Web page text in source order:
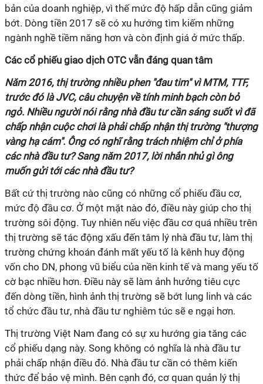
bản của doanh nghiệp, vì thế mức độ hấp dẫn cũng giảm
bớt. Dòng tiền 2017 sẽ có xu hướng tìm kiếm những
ngành nghề tiềm năng hơn và còn định giá ở mức thấp.
Các cổ phiếu giao dịch OTC vẫn đáng quan tâm
Năm 2016, thị trường nhiều phen "đau tim" vì MTM, TTF,
trước đó là JVC, câu chuyện về tính minh bạch còn bỏ
ngỏ. Nhiều người nói rằng nhà đầu tư cần sáng suốt vì đã
chấp nhận cuộc chơi là phải chấp nhận thị trường "thượng
vàng hạ cám". Ông có nghĩ rằng trách nhiệm chỉ ở phía
các nhà đầu tư? Sang năm 2017, lời nhắn nhủ gì ông
muốn gửi tới các nhà đầu tư?
Bất cứ thị trường nào cũng có những cổ phiếu đầu cơ,
mức độ đầu cơ. Ở một mặt nào đó, điều này giúp cho thị
trường sôi động. Tuy nhiên nếu việc đầu cơ quá nhiều trên
thị trường sẽ tác động xấu đến tâm lý nhà đầu tư, làm thị
trường chứng khoán đánh mất yếu tố là kênh huy động
vốn cho DN, phong vũ biểu của nền kinh tế và mang yếu tố
cờ bạc nhiều hơn. Điều này sẽ làm ảnh hưởng tiêu cực
đến dòng tiền, hình ảnh thị trường sẽ bớt lung linh và các
tổ chức đầu tư, nhà đầu tư nghiêm túc sẽ e ngại hơn.
Thị trường Việt Nam đang có sự xu hướng gia tăng các
cổ phiếu dạng này. Song không có nghĩa là nhà đầu tư
phải chấp nhận điều đó. Nhà đầu tư cần có thêm kiến
thức để bảo vệ mình. Bên cạnh đó, cơ quan quản lý thị